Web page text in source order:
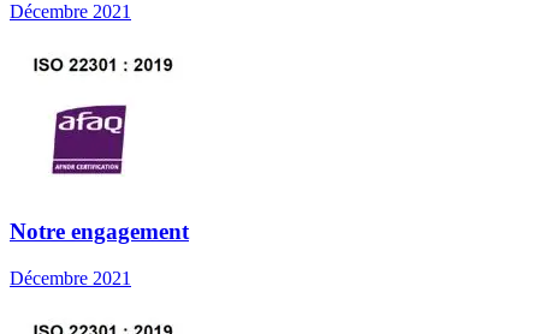
Décembre 2021
Notre engagement
Décembre 2021